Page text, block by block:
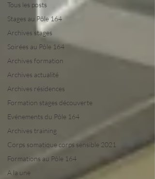
Tous les posts
Stages au Pôle 164
Archives stages
Soirées au Pôle 164
Archives formation
Archives actualité
Archives résidences
Formation stages découverte
Evénements du Pôle 164
Archives training
Corps somatique corps sensible 2021
Formations au Pôle 164
A la une